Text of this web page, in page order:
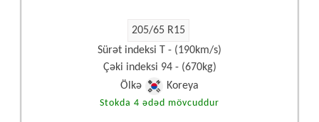
205/65 R15
Sürət indeksi T - (190km/s)
Çəki indeksi 94 - (670kg)
Ölkə
Koreya
Stokda 4 ədəd mövcuddur